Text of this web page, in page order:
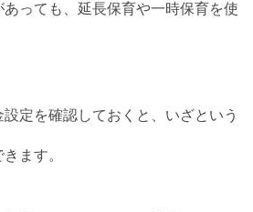
っても、延長保育や一時保育を使
定を確認しておくと、いざという
ます。